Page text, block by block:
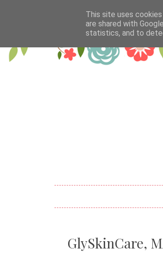
GlySkinCare,
This site uses
are shared with
statistics, and to